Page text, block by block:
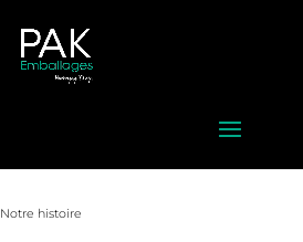
Notre histoire